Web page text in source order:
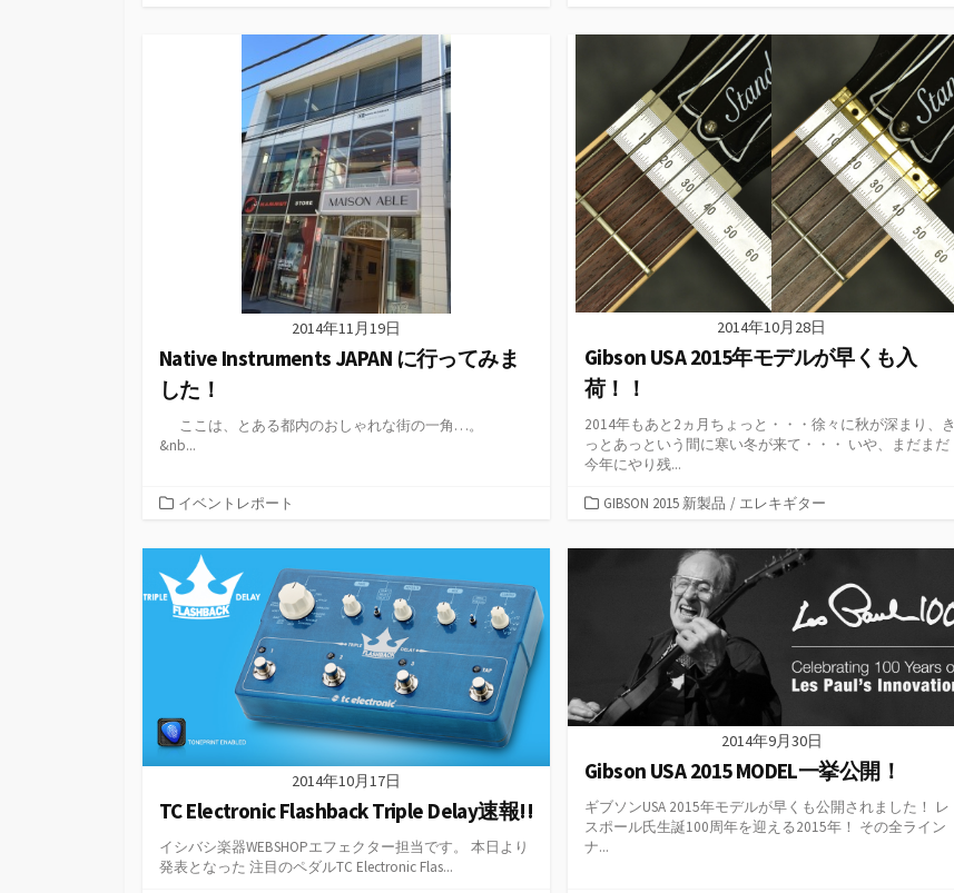
ゴ
2014年11月19日
Native Instruments JAPAN に行ってみま
した！
ここは、とある都内のおしゃれな街の一角…。
&nb...
カ
ゴ
ー
イベントレポート
2014年10月28日
Gibson USA 2015年モデルが早くも入
荷！！
2014年もあと2ヵ月ちょっと・・・徐々に秋が深まり、き
っとあっという間に寒い冬が来て・・・ いや、まだまだ
今年にやり残...
カ
ゴ
GIBSON 2015 新製品 / エレキギター
2014年10月17日
TC Electronic Flashback Triple Delay速報!!
イシバシ楽器WEBSHOPエフェクター担当です。 本日より
発表となった 注目のペダルTC Electronic Flas...
2014年9月30日
Gibson USA 2015 MODEL一挙公開！
ギブソンUSA 2015年モデルが早くも公開されました！ レ
スポール氏生誕100周年を迎える2015年！ その全ライン
ナ...